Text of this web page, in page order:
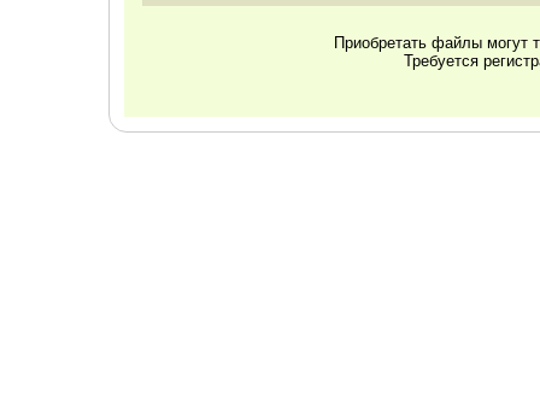
Приобретать файлы могут
Требуется